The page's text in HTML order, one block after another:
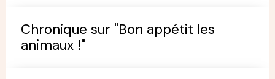
Chronique sur "Bon appétit les
animaux !"